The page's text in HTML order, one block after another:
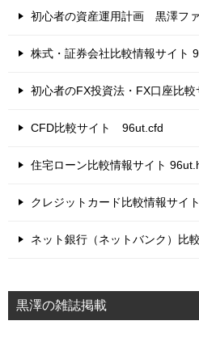
初心者の資産運用計画 黒澤ファ
株式・証券会社比較情報サイト
初心者のFX投資法・FX口座比
CFD比較サイト 96ut.cfd
住宅ローン比較情報サイト
クレジットカード比較情報サイ
ネット銀行（ネットバンク）比
黒澤の雑誌掲載